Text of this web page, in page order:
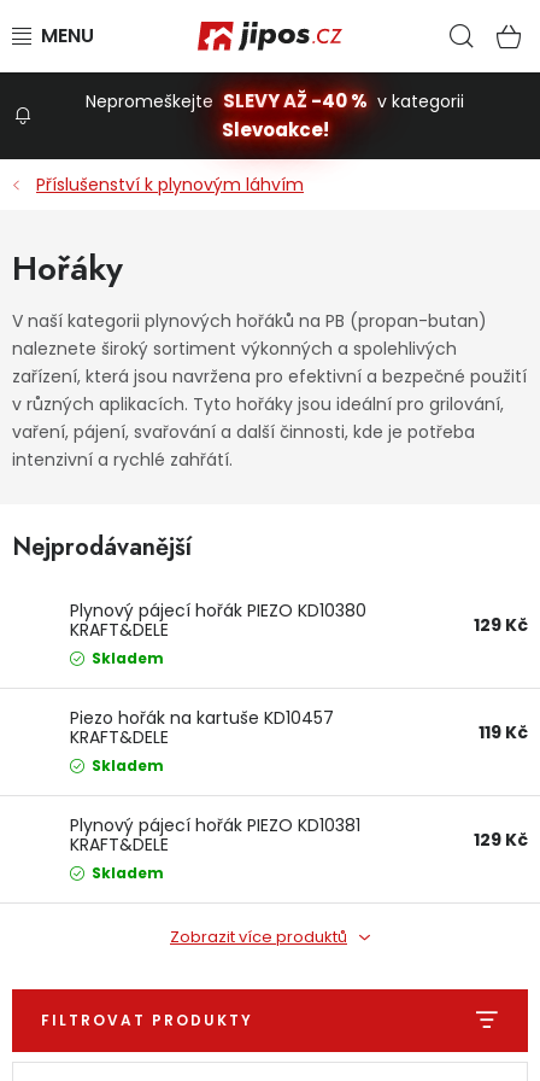
Stavba a dům
Dílna
Domácnost
Dětská hřiště
Autodoplňky
Vánoce
Ochranné pomůcky
Fotovoltaika
Výprodej
Nepromeškejte SLEVY AŽ -40 % v kategorii
Slevoakce!
Příslušenství k plynovým láhvím
Hořáky
V naší kategorii plynových hořáků na PB (propan-butan)
naleznete široký sortiment výkonných a spolehlivých
zařízení, která jsou navržena pro efektivní a bezpečné použití
v různých aplikacích. Tyto hořáky jsou ideální pro grilování,
vaření, pájení, svařování a další činnosti, kde je potřeba
intenzivní a rychlé zahřátí.
Nejprodávanější
Plynový pájecí hořák PIEZO KD10380
KRAFT&DELE
129 Kč
Skladem
Piezo hořák na kartuše KD10457
KRAFT&DELE
119 Kč
Skladem
Plynový pájecí hořák PIEZO KD10381
KRAFT&DELE
129 Kč
Skladem
Zobrazit více produktů
FILTROVAT PRODUKTY